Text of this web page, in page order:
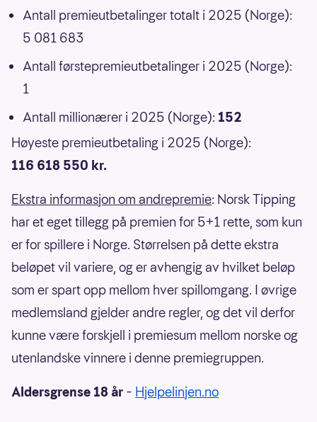
Antall premieutbetalinger totalt i 2025 (Norge):
5 081 683
Antall førstepremieutbetalinger i 2025 (Norge):
1
Antall millionærer i 2025 (Norge): 152
Høyeste premieutbetaling i 2025 (Norge):
116 618 550 kr.
Ekstra informasjon om andrepremie: Norsk Tipping
har et eget tillegg på premien for 5+1 rette, som kun
er for spillere i Norge. Størrelsen på dette ekstra
beløpet vil variere, og er avhengig av hvilket beløp
som er spart opp mellom hver spillomgang. I øvrige
medlemsland gjelder andre regler, og det vil derfor
kunne være forskjell i premiesum mellom norske og
utenlandske vinnere i denne premiegruppen.
Aldersgrense 18 år – Hjelpelinjen.no